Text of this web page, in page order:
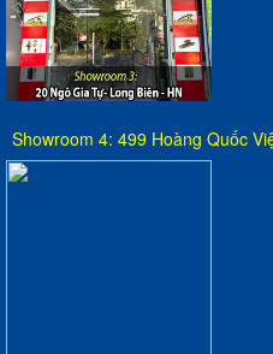
Showroom 4: 499 Hoàng Quốc